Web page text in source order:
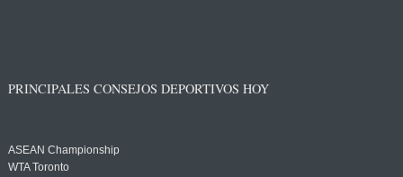
PRINCIPALES CONSEJOS DEPORTIVOS HOY
ASEAN Championship
WTA Toronto